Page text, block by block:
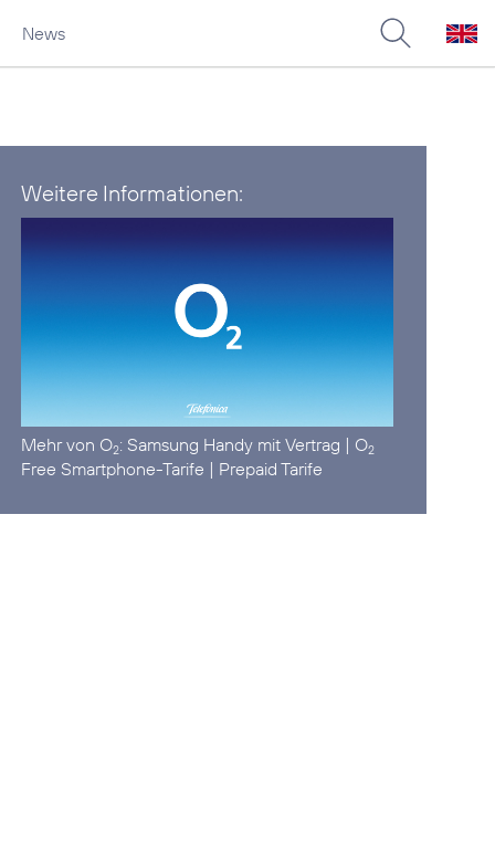
News
Weitere Informationen:
Mehr von O2: Samsung Handy mit Vertrag | O2
Free Smartphone-Tarife | Prepaid Tarife